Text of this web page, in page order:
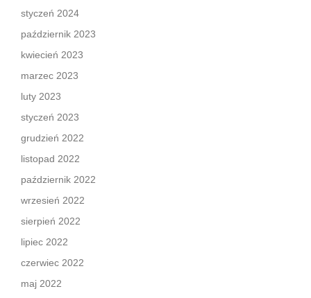
styczeń 2024
październik 2023
kwiecień 2023
marzec 2023
luty 2023
styczeń 2023
grudzień 2022
listopad 2022
październik 2022
wrzesień 2022
sierpień 2022
lipiec 2022
czerwiec 2022
maj 2022